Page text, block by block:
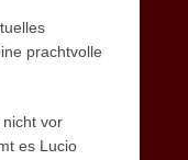
prachtvolle
vor
es Lucio